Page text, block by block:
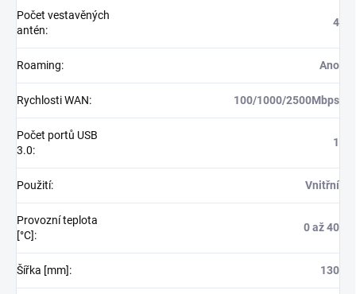
Počet vestavěných
antén:
4
Roaming: Ano
Rychlosti WAN: 100/1000/2500Mbps
Počet portů USB
3.0:
1
Použití: Vnitřní
Provozní teplota
[°C]:
0 až 40
Šířka [mm]: 130